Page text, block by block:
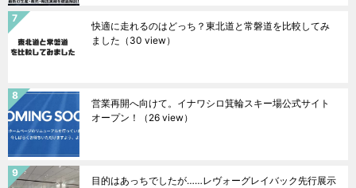
快適に走れるのはどっち？東北道と常磐道を比較してみ
ました （30 view）
営業再開へ向けて。イナワシロ箕輪スキー場公式サイト
オープン！
（26 view）
目的はあっちでしたが……レヴォーグレイバック先行展示